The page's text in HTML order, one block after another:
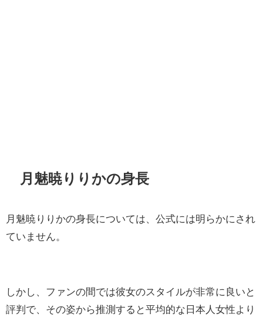
月魅暁りりかの身長
月魅暁りりかの身長については、公式には明らかにされ
ていません。
しかし、ファンの間では彼女のスタイルが非常に良いと
評判で、その姿から推測すると平均的な日本人女性より